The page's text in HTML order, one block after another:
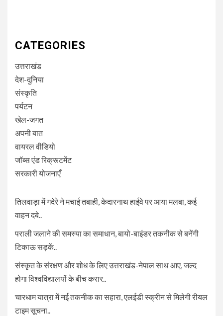
CATEGORIES
उत्तराखंड
देश-दुनिया
संस्कृति
पर्यटन
खेल-जगत
अपनी बात
वायरल वीडियो
जॉब्स एंड रिक्रूटमेंट
सरकारी योजनाएँ
तिलवाड़ा में गदेरे ने मचाई तबाही, केदारनाथ हाईवे पर आया मलबा, कई
वाहन दबे..
पराली जलाने की समस्या का समाधान, बायो-बाइंडर तकनीक से बनेंगी
टिकाऊ सड़कें..
संस्कृत के संरक्षण और शोध के लिए उत्तराखंड-नेपाल साथ आए, जल्द
होगा विश्वविद्यालयों के बीच करार..
चारधाम यात्रा में नई तकनीक का सहारा, एलईडी स्क्रीन से मिलेगी रीयल
टाइम सूचना..